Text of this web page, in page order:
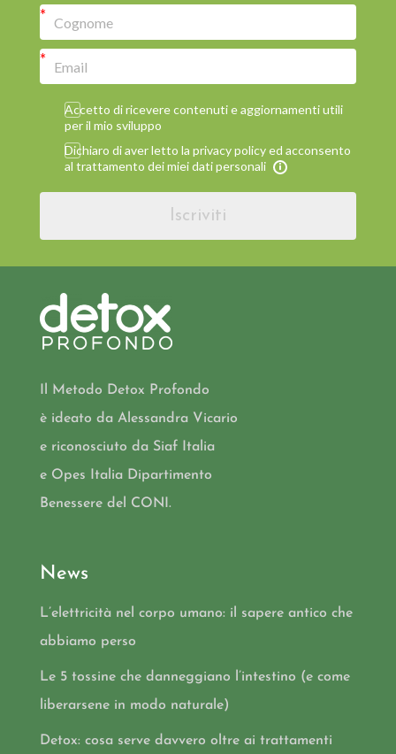
Accetto di ricevere contenuti e aggiornamenti utili
per il mio sviluppo
Dichiaro di aver letto la privacy policy ed acconsento
al trattamento dei miei dati personali
Iscriviti
Il Metodo Detox Profondo
è ideato da Alessandra Vicario
e riconosciuto da Siaf Italia
e Opes Italia Dipartimento
Benessere del CONI.
News
L’elettricità nel corpo umano: il sapere antico che
abbiamo perso
Le 5 tossine che danneggiano l’intestino (e come
liberarsene in modo naturale)
Detox: cosa serve davvero oltre ai trattamenti